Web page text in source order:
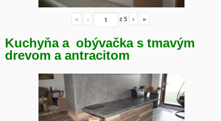
« ‹ z5 › »
Kuchyňa a obývačka s tmavým
drevom a antracitom